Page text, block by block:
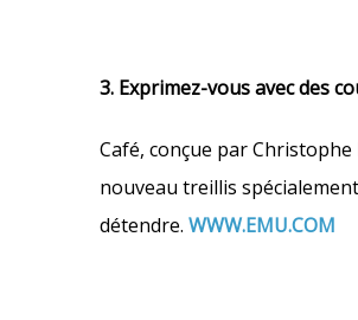
3. Exprimez-vous avec des
Café, conçue par
nouveau treillis
détendre. WWW.EMU.COM